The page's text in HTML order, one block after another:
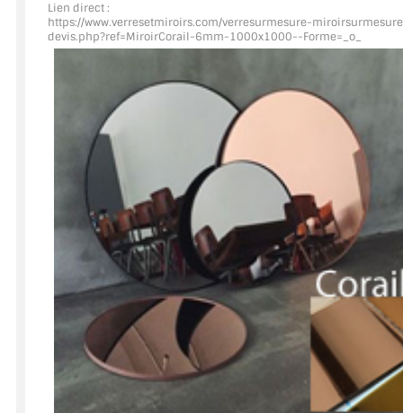
DOUBLE VITRAGE
ACCESSOIRES & QUINCAILLERIE
CATALOGUE DE PROFILS ET FIXATION DU VERRE
LES FIXATIONS POUR MIROIR
LES PROFILS PAROI DE VERRE
VITRINE EN VERRE
CONNECTEURS ET ASSEMBLAGE DE VERRES
PLATS ET CORNIÈRES
LES CHARNIÈRES DE PORTE EN VERRE
BOUTONS ET POIGNÉES
BARRES DE STABILISATION
Lien direct :
https://www.verresetmiroirs.com/verresurmesure-
devis.php?ref=MiroirCorail-6mm-1000x1000--Forme=_o_